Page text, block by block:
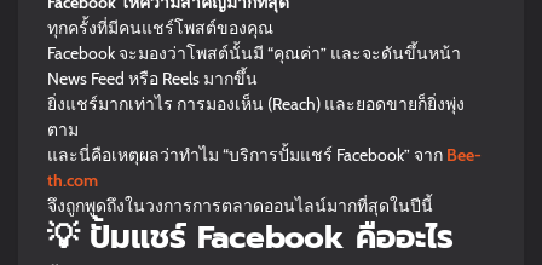
ทุกครั้งที่มีคนแชร์โพสต์ของคุณ
Facebook จะมองว่าโพสต์นั้นมี “คุณค่า” และจะดันขึ้นหน้า
News Feed หรือ Reels มากขึ้น
ยิ่งแชร์มากเท่าไร การมองเห็น (Reach) และยอดขายก็ยิ่งพุ่ง
ตาม
และนี่คือเหตุผลว่าทำไม “บริการปั้มแชร์ Facebook” จาก Bee-
th.com
จึงถูกพูดถึงในวงการการตลาดออนไลน์มากที่สุดในปีนี้
💡 ปั้มแชร์ Facebook คืออะไร